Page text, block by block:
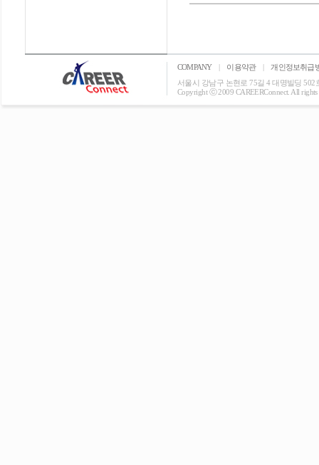
COMPANY | 이용약관 |
개인정보취급
서울시 강남구 논현로 75길 4 대명빌딩 502
Copyright ⓒ 2009 CAREERConnect. All rights